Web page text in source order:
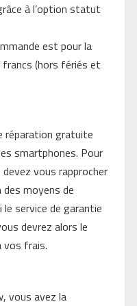
à l’option statut
est pour la
(hors fériés et
réparation gratuite
smartphones. Pour
vous rapprocher
des moyens de
service de garantie
devrez alors le
vos frais.
vous avez la